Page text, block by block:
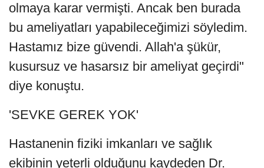
olmaya karar vermişti. Ancak ben burada
bu ameliyatları yapabileceğimizi söyledim.
Hastamız bize güvendi. Allah'a şükür,
kusursuz ve hasarsız bir ameliyat geçirdi"
diye konuştu.
'SEVKE GEREK YOK'
Hastanenin fiziki imkanları ve sağlık
ekibinin yeterli olduğunu kaydeden Dr.